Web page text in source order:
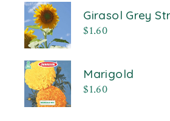
Girasol Grey
$1.60
Marigold
$1.60